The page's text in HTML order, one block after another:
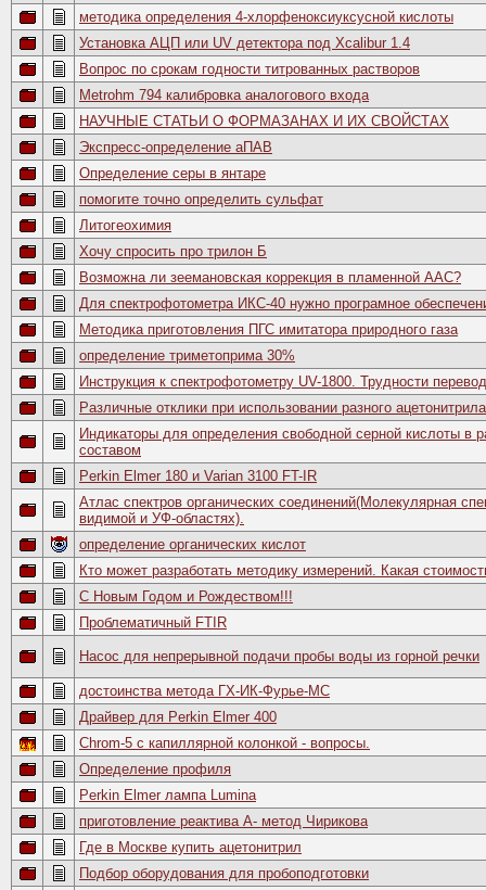
методика определения 4-хлорфеноксиуксусной кислоты
Установка АЦП или UV детектора под Xcalibur 1.4
Вопрос по срокам годности титрованных растворов
Metrohm 794 калибровка аналогового входа
НАУЧНЫЕ СТАТЬИ О ФОРМАЗАНАХ И ИХ СВОЙСТАХ
Экспресс-определение аПАВ
Определение серы в янтаре
помогите точно определить сульфат
Литогеохимия
Хочу спросить про трилон Б
Возможна ли зеемановская коррекция в пламенной ААС?
Для спектрофотометра ИКС-40 нужно програмное
Методика приготовления ПГС имитатора природного газа
определение триметоприма 30%
Инструкция к спектрофотометру UV-1800. Трудности
Различные отклики при использовании разного ацетонитрила
Индикаторы для определения свободной серной кислоты в
составом
Perkin Elmer 180 и Varian 3100 FT-IR
Атлас спектров органических соединений(Молекулярная
видимой и УФ-областях).
определение органических кислот
Кто может разработать методику измерений. Какая
С Новым Годом и Рождеством!!!
Проблематичный FTIR
Насос для непрерывной подачи пробы воды из горной речки
достоинства метода ГХ-ИК-Фурье-МС
Драйвер для Perkin Elmer 400
Chrom-5 с капиллярной колонкой - вопросы.
Определение профиля
Perkin Elmer лампа Lumina
приготовление реактива А- метод Чирикова
Где в Москве купить ацетонитрил
Подбор оборудования для пробоподготовки